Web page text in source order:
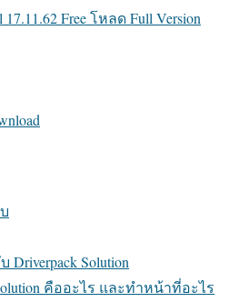
17.11.62 Free โหลด Full Version
Solution
คืออะไร และทำหน้าที่อะไร